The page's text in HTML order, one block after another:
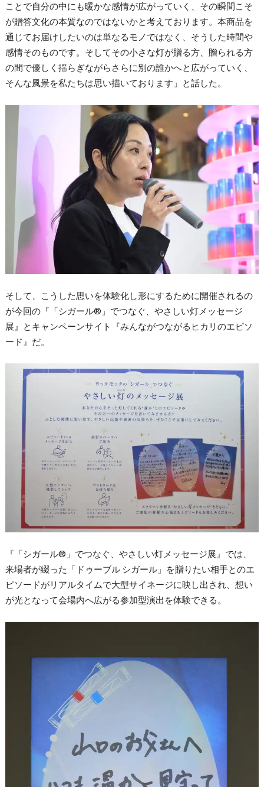
ことで自分の中にも暖かな感情が広がっていく、その瞬間こそ
が贈答文化の本質なのではないかと考えております。本商品を
通じてお届けしたいのは単なるモノではなく、そうした時間や
感情そのものです。そしてその小さな灯が贈る方、贈られる方
の間で優しく揺らぎながらさらに別の誰かへと広がっていく、
そんな風景を私たちは思い描いております」と話した。
そして、こうした思いを体験化し形にするために開催されるの
が今回の『「シガール®」でつなぐ、やさしい灯メッセージ
展』とキャンペーンサイト『みんながつながるヒカリのエピソ
ード』だ。
『「シガール®」でつなぐ、やさしい灯メッセージ展』では、
来場者が綴った「ドゥーブル シガール」を贈りたい相手とのエ
ピソードがリアルタイムで大型サイネージに映し出され、想い
が光となって会場内へ広がる参加型演出を体験できる。